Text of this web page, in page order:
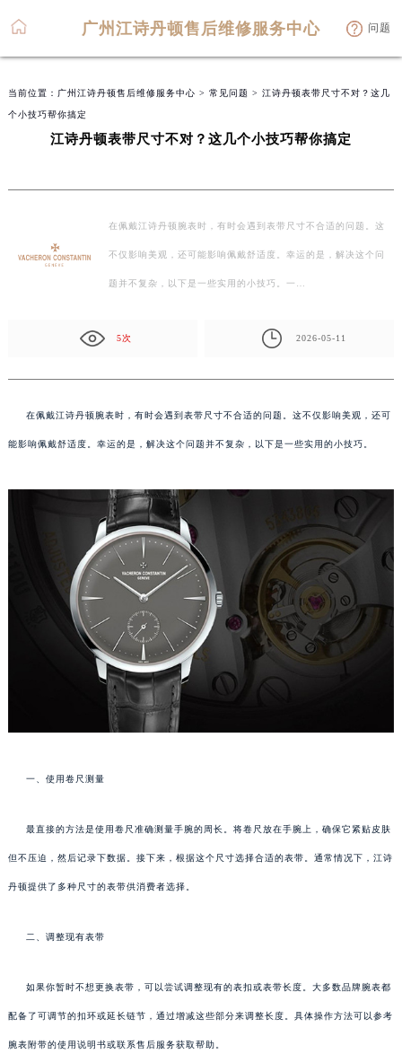
广州江诗丹顿售后维修服务中心 问题
当前位置： 广州江诗丹顿售后维修服务中心 > 常见问题 > 江诗丹顿表带尺寸不对？这几
个小技巧帮你搞定
江诗丹顿表带尺寸不对？这几个小技巧帮你搞定
在佩戴江诗丹顿腕表时，有时会遇到表带尺寸不合适的问题。这
不仅影响美观，还可能影响佩戴舒适度。幸运的是，解决这个问
题并不复杂，以下是一些实用的小技巧。一…
5次 2026-05-11
在佩戴江诗丹顿腕表时，有时会遇到表带尺寸不合适的问题。这不仅影响美观，还可
能影响佩戴舒适度。幸运的是，解决这个问题并不复杂，以下是一些实用的小技巧。
一、使用卷尺测量
最直接的方法是使用卷尺准确测量手腕的周长。将卷尺放在手腕上，确保它紧贴皮肤
但不压迫，然后记录下数据。接下来，根据这个尺寸选择合适的表带。通常情况下，江诗
丹顿提供了多种尺寸的表带供消费者选择。
二、调整现有表带
如果你暂时不想更换表带，可以尝试调整现有的表扣或表带长度。大多数品牌腕表都
配备了可调节的扣环或延长链节，通过增减这些部分来调整长度。具体操作方法可以参考
腕表附带的使用说明书或联系售后服务获取帮助。